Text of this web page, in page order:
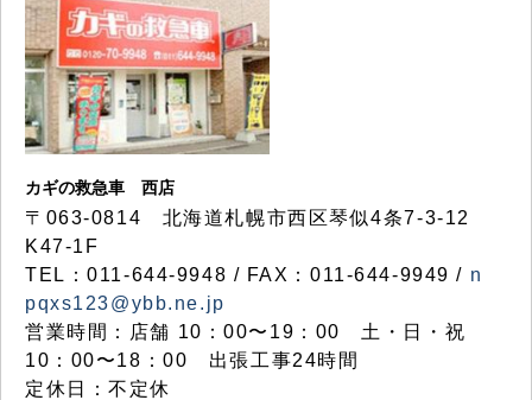
カギの救急車 西店
〒063-0814 北海道札幌市西区琴似4条7-3-12
K47-1F
TEL：011-644-9948 / FAX：011-644-9949 / n
pqxs123@ybb.ne.jp
営業時間：店舗 10：00〜19：00 土・日・祝
10：00〜18：00 出張工事24時間
定休日：不定休